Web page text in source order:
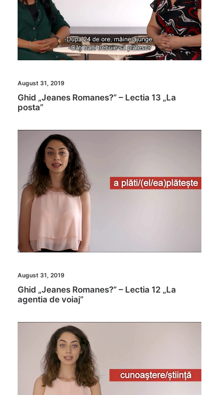
August 31, 2019
Ghid „Jeanes Romanes?” – Lectia 13 „La
posta”
August 31, 2019
Ghid „Jeanes Romanes?” – Lectia 12 „La
agentia de voiaj”